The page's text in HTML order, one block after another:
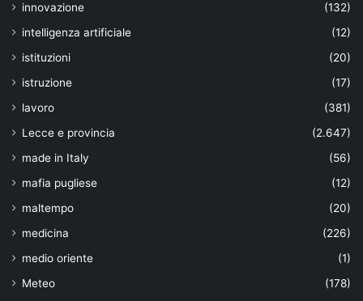
innovazione
(132)
intelligenza artificiale
(12)
istituzioni
(20)
istruzione
(17)
lavoro
(381)
Lecce e provincia
(2.647)
made in Italy
(56)
mafia pugliese
(12)
maltempo
(20)
medicina
(226)
medio oriente
(1)
Meteo
(178)